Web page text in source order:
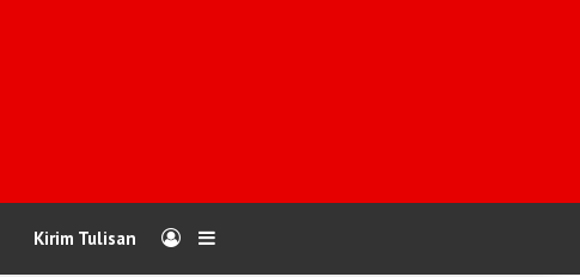
Kirim Tulisan Log InSidebar